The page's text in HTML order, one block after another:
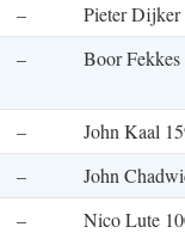
–
Pieter Dijker
– Boor
–
John Kaal
–
John
– Nico Lute